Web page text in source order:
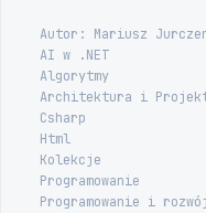
Autor: Mariusz
AI w .NET
Algorytmy
Architektura i
Csharp
Html
Kolekcje
Programowanie
Programowanie i